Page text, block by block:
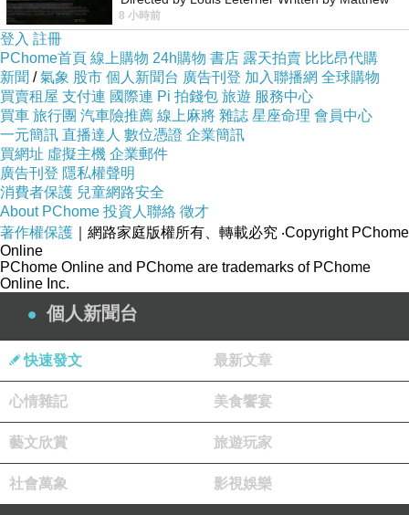
PS.若您家裡有0~4歲的小朋友，點我進入索取免
費《迪士尼美語世界試用包》
↓↓↓限量特優價格按鈕↓↓↓
好康推薦
Robinson Starring Greta Lee Wa
8 小時前
登入 註冊
PChome首頁 線上購物 24h購物 書店 露天拍賣 比比昂代購
新聞 /氣象 股市 個人新聞台 廣告刊登 加入聯播網 全球購物
買賣租屋 支付連 國際連 Pi 拍錢包 旅遊 服務中心
買車 旅行團 汽車險推薦 線上麻將 雜誌 星座命理 會員中心
一元簡訊 直播達人 數位憑證 企業簡訊
買網址 虛擬主機 企業郵件
廣告刊登 隱私權聲明
消費者保護 兒童網路安全
About PChome 投資人聯絡 徵才
著作權保護 ｜網路家庭版權所有、轉載必究 ‧Copyright PChome
Online
PChome Online and PChome are trademarks of PChome
Online Inc.
個人新聞台
快速發文 最新文章
心情雜記 美食饗宴
藝文欣賞 旅遊玩家
社會萬象 影視娛樂